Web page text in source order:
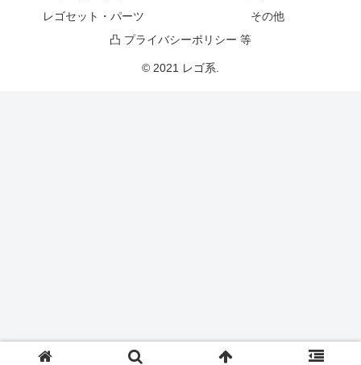
レゴセット・パーツ
その他
凸 プライバシーポリシー 等
© 2021 レゴ系.